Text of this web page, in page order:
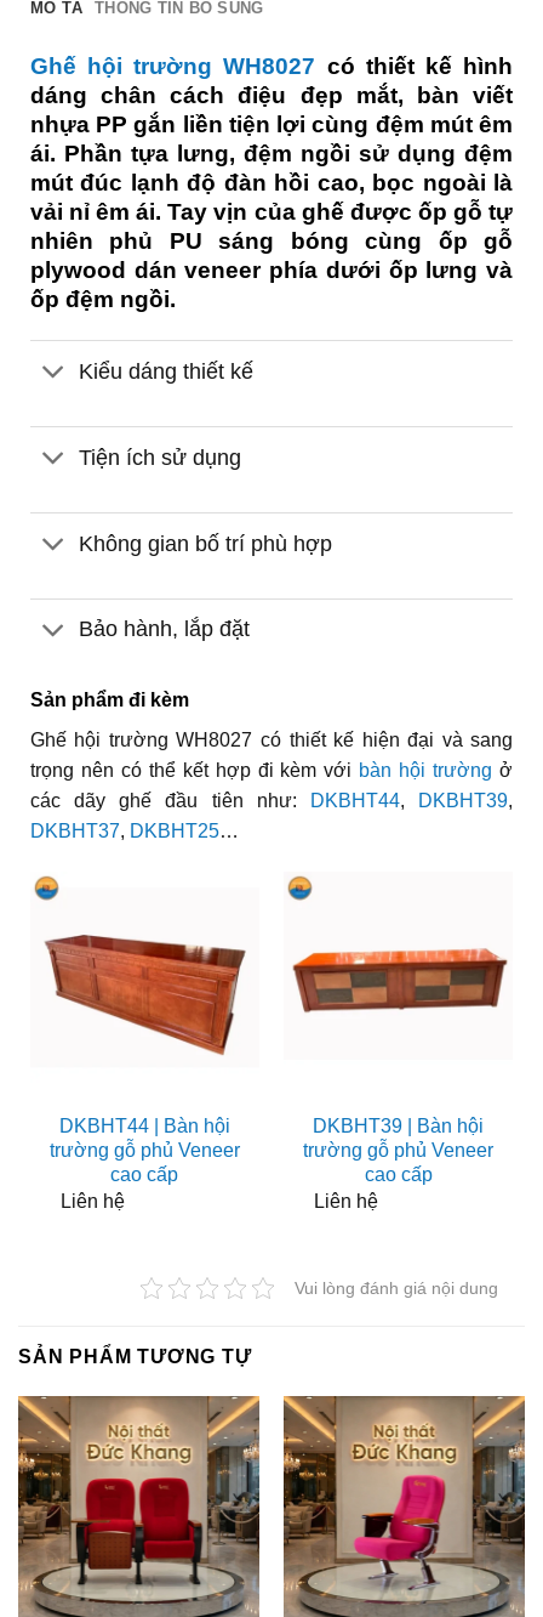
MÔ TẢ THÔNG TIN BỔ SUNG
Ghế hội trường WH8027 có thiết kế hình
dáng chân cách điệu đẹp mắt, bàn viết
nhựa PP gắn liền tiện lợi cùng đệm mút êm
ái. Phần tựa lưng, đệm ngồi sử dụng đệm
mút đúc lạnh độ đàn hồi cao, bọc ngoài là
vải nỉ êm ái. Tay vịn của ghế được ốp gỗ tự
nhiên phủ PU sáng bóng cùng ốp gỗ
plywood dán veneer phía dưới ốp lưng và
ốp đệm ngồi.
Kiểu dáng thiết kế
Tiện ích sử dụng
Không gian bố trí phù hợp
Bảo hành, lắp đặt
Sản phẩm đi kèm
Ghế hội trường WH8027 có thiết kế hiện đại và sang
trọng nên có thể kết hợp đi kèm với bàn hội trường ở
các dãy ghế đầu tiên như:
DKBHT44, DKBHT39,
DKBHT37, DKBHT25…
DKBHT44 | Bàn hội
trường gỗ phủ Veneer
cao cấp
Liên hệ
DKBHT39 | Bàn hội
trường gỗ phủ Veneer
cao cấp
Liên hệ
Vui lòng đánh giá nội dung
SẢN PHẨM TƯƠNG TỰ